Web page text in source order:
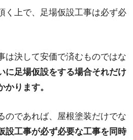
く上で、足場仮設工事は必ず必
は決して安価で済むものではな
に足場仮設をする場合それだけ
ります。
のであれば、屋根塗装だけでな
設工事が必ず必要な工事を同時